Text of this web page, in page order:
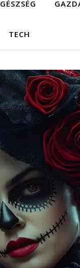
TECH